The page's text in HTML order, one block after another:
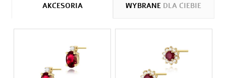
AKCESORIA WYBRANE DLA CIEBIE